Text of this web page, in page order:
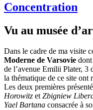
Concentration
Vu au musée
Dans le cadre de ma visite
Moderne de Varsovie
de l’avenue Emilii Plater, 3
la thématique de ce site ont
Les deux premières
Horowitz etZbigniew
Yael Bartana consacrée à